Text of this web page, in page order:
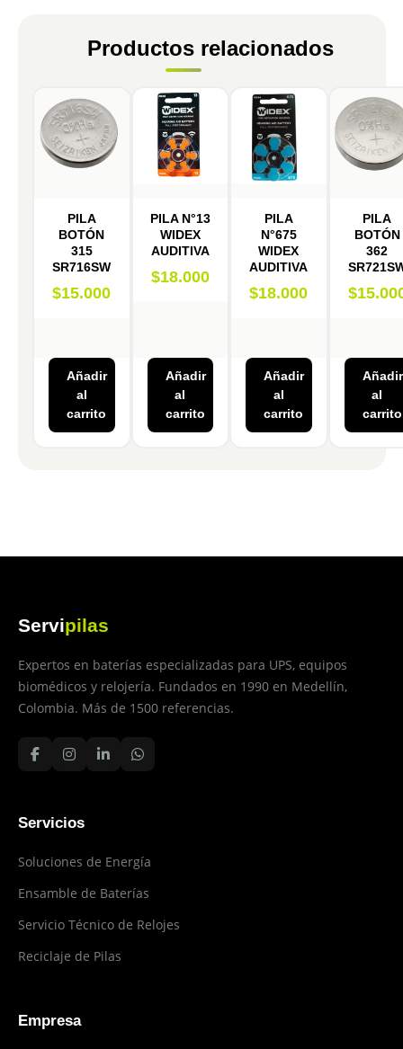
Productos relacionados
PILA
BOTÓN
315
SR716SW
$15.000
Añadir
al
carrito
PILA N°13
WIDEX
AUDITIVA
$18.000
Añadir
al
carrito
PILA
N°675
WIDEX
AUDITIVA
$18.000
Añadir
al
carrito
PILA
BOTÓN
362
$
Añadir
al
carrito
Servipilas
Expertos en baterías especializadas para UPS, equipos
biomédicos y relojería. Fundados en 1990 en Medellín,
Colombia. Más de 1500 referencias.
Servicios
Soluciones de Energía
Ensamble de Baterías
Servicio Técnico de Relojes
Reciclaje de Pilas
Empresa